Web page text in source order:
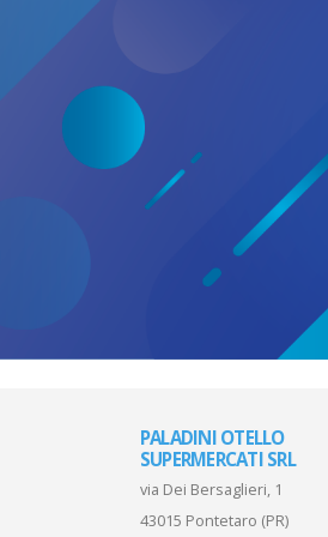
PALADINI OTELLO
SUPERMERCATI SRL
via Dei Bersaglieri, 1
43015 Pontetaro (PR)